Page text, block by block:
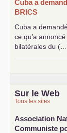
Cuba a
BRICS
Cuba a
ce qu’a
bilatérales du
Sur le Web
Tous les sites
Association
Communiste